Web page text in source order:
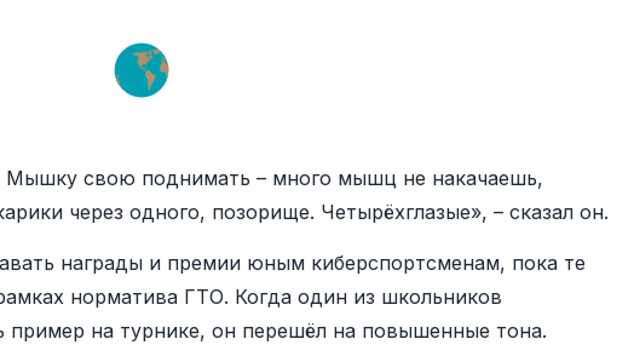
Мышку свою поднимать – много мышц не накачаешь,
через одного, позорище. Четырёхглазые», – сказал он.
награды и премии юным киберспортсменам, пока те
норматива ГТО. Когда один из школьников
пример на турнике, он перешёл на повышенные тона.